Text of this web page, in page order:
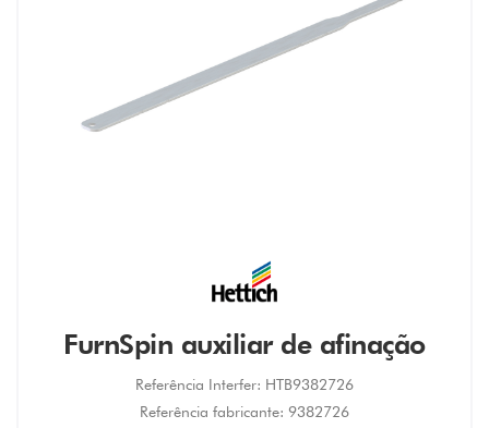
FurnSpin auxiliar de afinação
Referência Interfer: HTB9382726
Referência fabricante: 9382726